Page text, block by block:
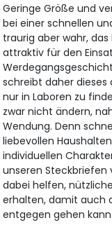
Geringe Größe und
bei einer schnellen
traurig aber wahr,
attraktiv für den
schreibt daher dieses
nur in Laboren zu
zwar nicht ändern,
Wendung. Denn
liebevollen
individuellen
unseren Steckbriefen
dabei helfen,
erhalten, damit auch
entgegen gehen kann.